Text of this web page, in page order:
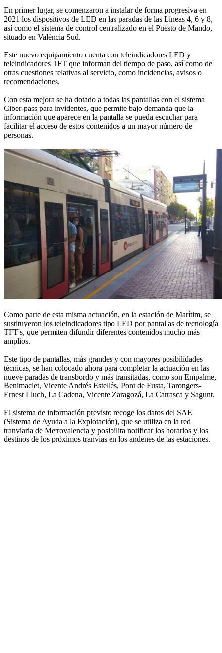
En primer lugar, se comenzaron a instalar de forma progresiva en
2021 los dispositivos de LED en las paradas de las Líneas 4, 6 y 8,
así como el sistema de control centralizado en el Puesto de Mando,
situado en València Sud.
Este nuevo equipamiento cuenta con teleindicadores LED y
teleindicadores TFT que informan del tiempo de paso, así como de
otras cuestiones relativas al servicio, como incidencias, avisos o
recomendaciones.
Con esta mejora se ha dotado a todas las pantallas con el sistema
Ciber-pass para invidentes, que permite bajo demanda que la
información que aparece en la pantalla se pueda escuchar para
facilitar el acceso de estos contenidos a un mayor número de
personas.
Como parte de esta misma actuación, en la estación de Marítim, se
sustituyeron los teleindicadores tipo LED por pantallas de tecnología
TFT's, que permiten difundir diferentes contenidos mucho más
amplios.
Este tipo de pantallas, más grandes y con mayores posibilidades
técnicas, se han colocado ahora para completar la actuación en las
nueve paradas de transbordo y más transitadas, como son Empalme,
Benimaclet, Vicente Andrés Estellés, Pont de Fusta, Tarongers-
Ernest Lluch, La Cadena, Vicente Zaragozá, La Carrasca y Sagunt.
El sistema de información previsto recoge los datos del SAE
(Sistema de Ayuda a la Explotación), que se utiliza en la red
tranviaria de Metrovalencia y posibilita notificar los horarios y los
destinos de los próximos tranvías en los andenes de las estaciones.